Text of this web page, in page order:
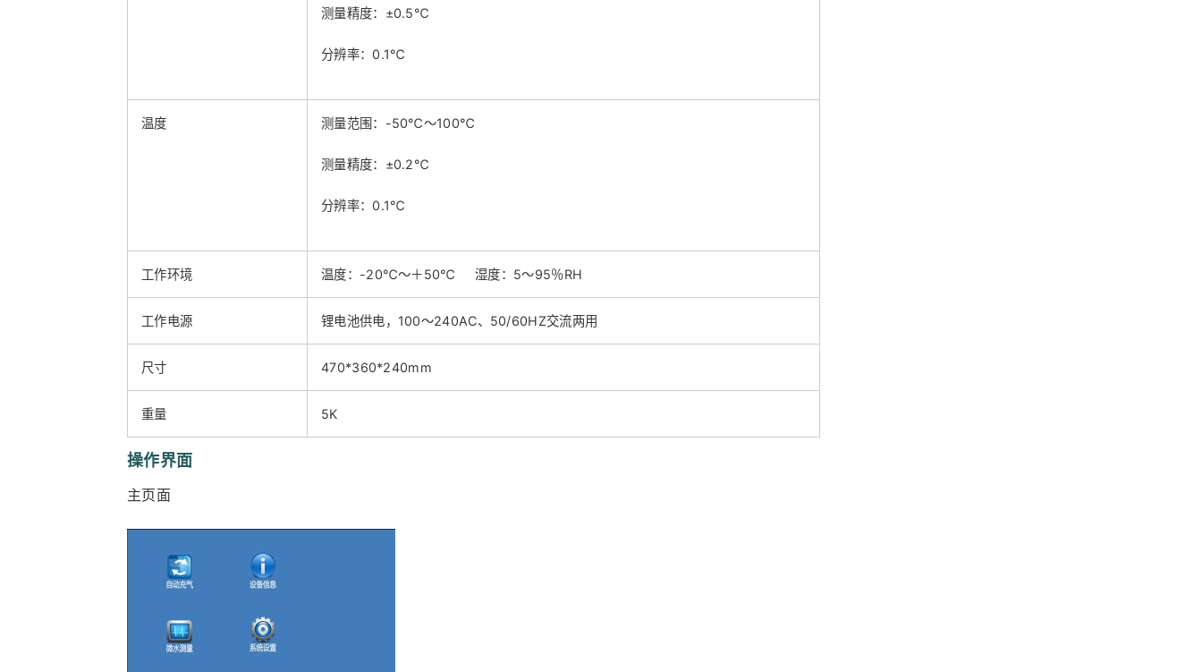
测量精度：±0.5℃
分辨率：0.1℃
温度 测量范围：-50℃～100℃
测量精度：±0.2℃
分辨率：0.1℃
工作环境 温度：-20℃～＋50℃ 湿度：5～95％RH
工作电源 锂电池供电，100～240AC、50/60HZ交流两用
尺寸 470*360*240mm
重量 5K
操作界面
主页面